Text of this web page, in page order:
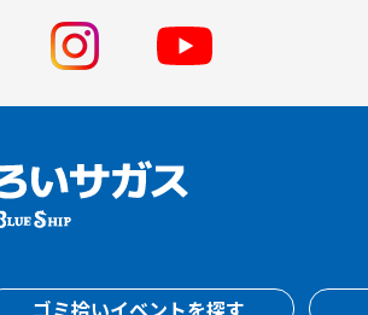
ゴミ拾いイベントを探す